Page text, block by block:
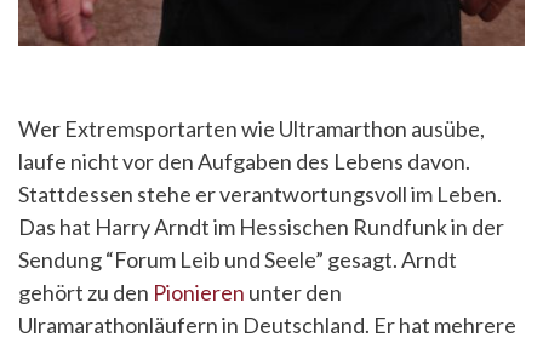
Wer Extremsportarten wie Ultramarthon ausübe,
laufe nicht vor den Aufgaben des Lebens davon.
Stattdessen stehe er verantwortungsvoll im Leben.
Das hat Harry Arndt im Hessischen Rundfunk in der
Sendung “Forum Leib und Seele” gesagt. Arndt
gehört zu den Pionieren unter den
Ulramarathonläufern in Deutschland. Er hat mehrere